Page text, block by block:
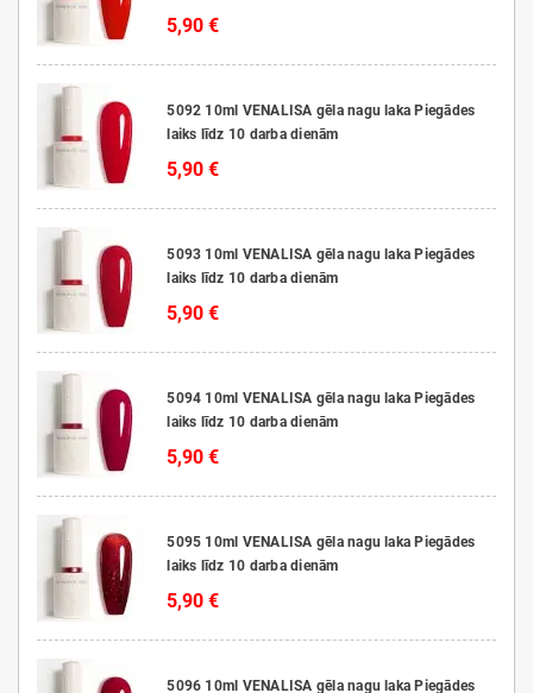
5,90 €
5092 10ml VENALISA gēla nagu laka Piegādes
laiks līdz 10 darba dienām
5,90 €
5093 10ml VENALISA gēla nagu laka Piegādes
laiks līdz 10 darba dienām
5,90 €
5094 10ml VENALISA gēla nagu laka Piegādes
laiks līdz 10 darba dienām
5,90 €
5095 10ml VENALISA gēla nagu laka Piegādes
laiks līdz 10 darba dienām
5,90 €
5096 10ml VENALISA gēla nagu laka Piegādes